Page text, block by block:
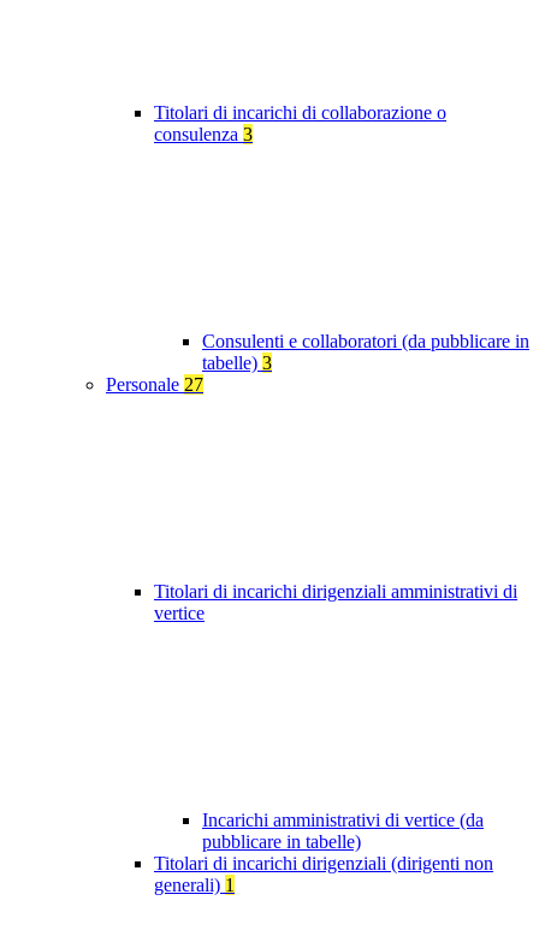
Titolari di incarichi di collaborazione o
consulenza 3
Consulenti e collaboratori (da pubblicare in
tabelle) 3
Personale 27
Titolari di incarichi dirigenziali amministrativi di
vertice
Incarichi amministrativi di vertice (da
pubblicare in tabelle)
Titolari di incarichi dirigenziali (dirigenti non
generali) 1